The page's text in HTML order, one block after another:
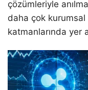
çözümleriyle
daha çok kurumsal
katmanlarında yer